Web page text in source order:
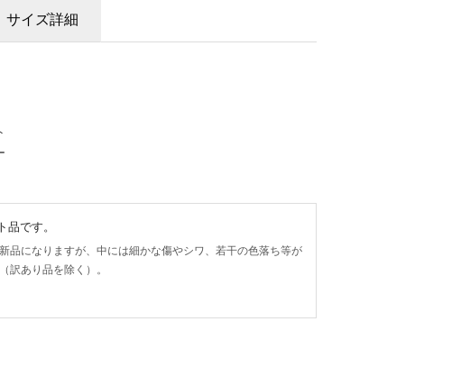
サイズ詳細
です。
品になりますが、中には細かな傷やシワ、若干の色落ち等が
訳あり品を除く）。